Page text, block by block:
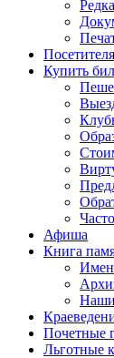
Купить
Афиша
Книга
Почетные
Льготные